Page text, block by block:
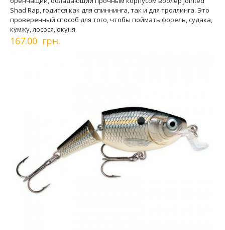
Shad Rap, годится как для спиннинга, так и для троллинга. Это
проверенный способ для того, чтобы поймать форель, судака,
кумжу, лосося, окуня.
167.00 грн.